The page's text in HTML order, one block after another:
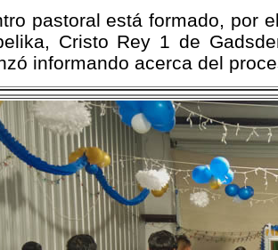
pastoral está formado, por
Cristo Rey 1 de
informando acerca del